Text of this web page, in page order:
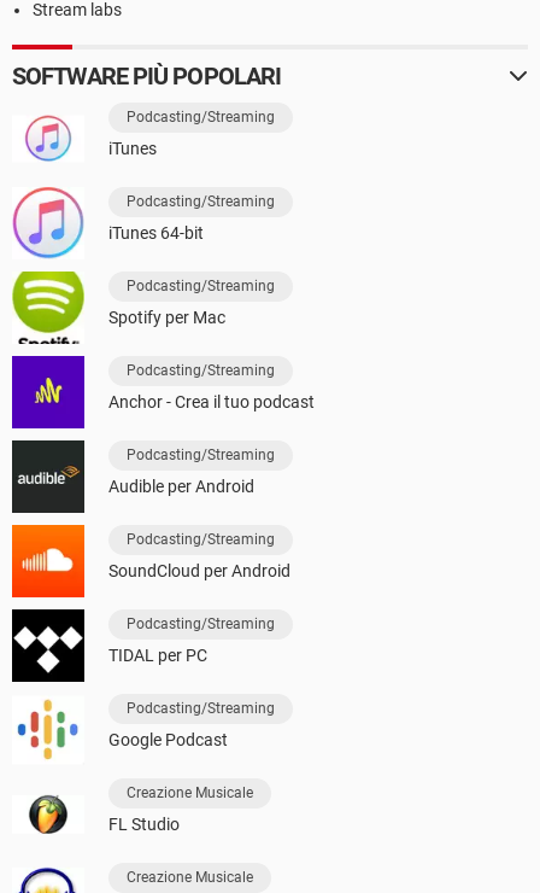
Stream labs
SOFTWARE PIÙ POPOLARI
Podcasting/Streaming
iTunes
Podcasting/Streaming
iTunes 64-bit
Podcasting/Streaming
Spotify per Mac
Podcasting/Streaming
Anchor - Crea il tuo podcast
Podcasting/Streaming
Audible per Android
Podcasting/Streaming
SoundCloud per Android
Podcasting/Streaming
TIDAL per PC
Podcasting/Streaming
Google Podcast
Creazione Musicale
FL Studio
Creazione Musicale